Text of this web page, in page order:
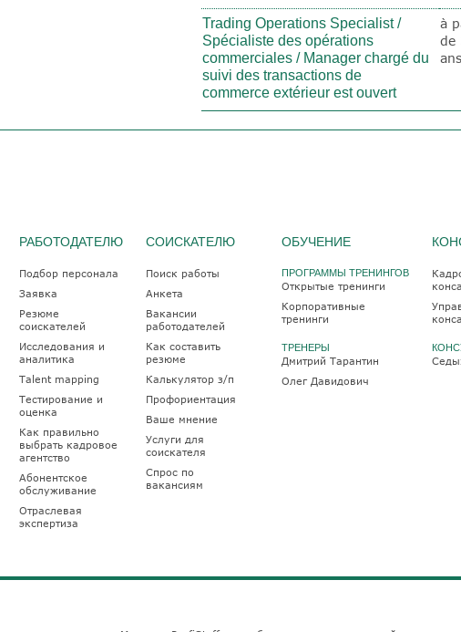
Trading Operations Specialist /
Spécialiste des opérations
commerciales / Manager chargé du
suivi des transactions de
commerce extérieur est ouvert
à
de
ans
РАБОТОДАТЕЛЮ
Подбор персонала
Заявка
Резюме
соискателей
Исследования и
аналитика
Talent mapping
Тестирование и
оценка
Как правильно
выбрать кадровое
агентство
Абонентское
обслуживание
Отраслевая
экспертиза
СОИСКАТЕЛЮ
Поиск работы
Анкета
Вакансии
работодателей
Как составить
резюме
Калькулятор з/п
Профориентация
Ваше мнение
Услуги для
соискателя
Спрос по
вакансиям
ОБУЧЕНИЕ
ПРОГРАММЫ ТРЕНИНГОВ
Открытые тренинги
Корпоративные
тренинги
ТРЕНЕРЫ
Дмитрий Тарантин
Олег Давидович